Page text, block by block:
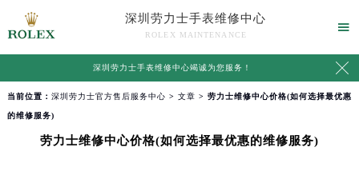
深圳劳力士手表维修中心
ROLEX MAINTENANCE

深圳劳力士手表维修中心竭诚为您服务！ 
当前位置： 深圳劳力士官方售后服务中心 > 文章 > 劳力士维修中心价格(如何选择最优惠
的维修服务)
劳力士维修中心价格(如何选择最优惠的维修服务)